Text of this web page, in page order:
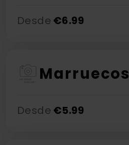
Desde €6.99
Marruecos
Desde €5.99